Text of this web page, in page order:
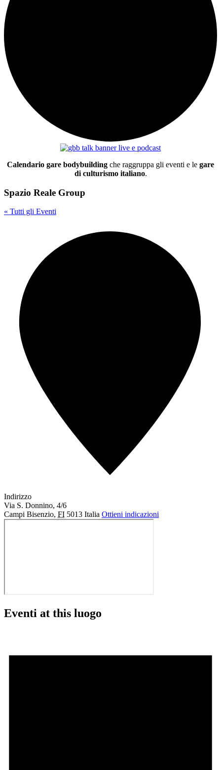
Calendario gare bodybuilding che raggruppa gli eventi e le gare
di culturismo italiano.
Spazio Reale Group
« Tutti gli Eventi
Indirizzo
Via S. Donnino, 4/6
Campi Bisenzio, FI 5013 Italia Ottieni indicazioni
Eventi at this luogo